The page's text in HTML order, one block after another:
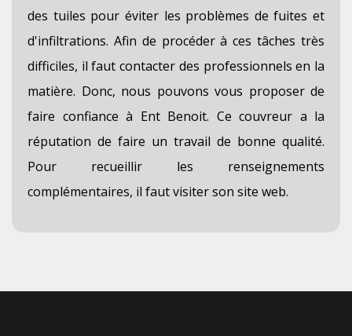
des tuiles pour éviter les problèmes de fuites et
d'infiltrations. Afin de procéder à ces tâches très
difficiles, il faut contacter des professionnels en la
matière. Donc, nous pouvons vous proposer de
faire confiance à Ent Benoit. Ce couvreur a la
réputation de faire un travail de bonne qualité.
Pour recueillir les renseignements
complémentaires, il faut visiter son site web.